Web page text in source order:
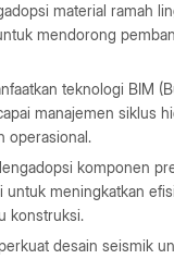
material ramah
mendorong
teknologi BIM
manajemen siklus
operasional.
komponen
untuk meningkatkan
konstruksi.
desain seismik